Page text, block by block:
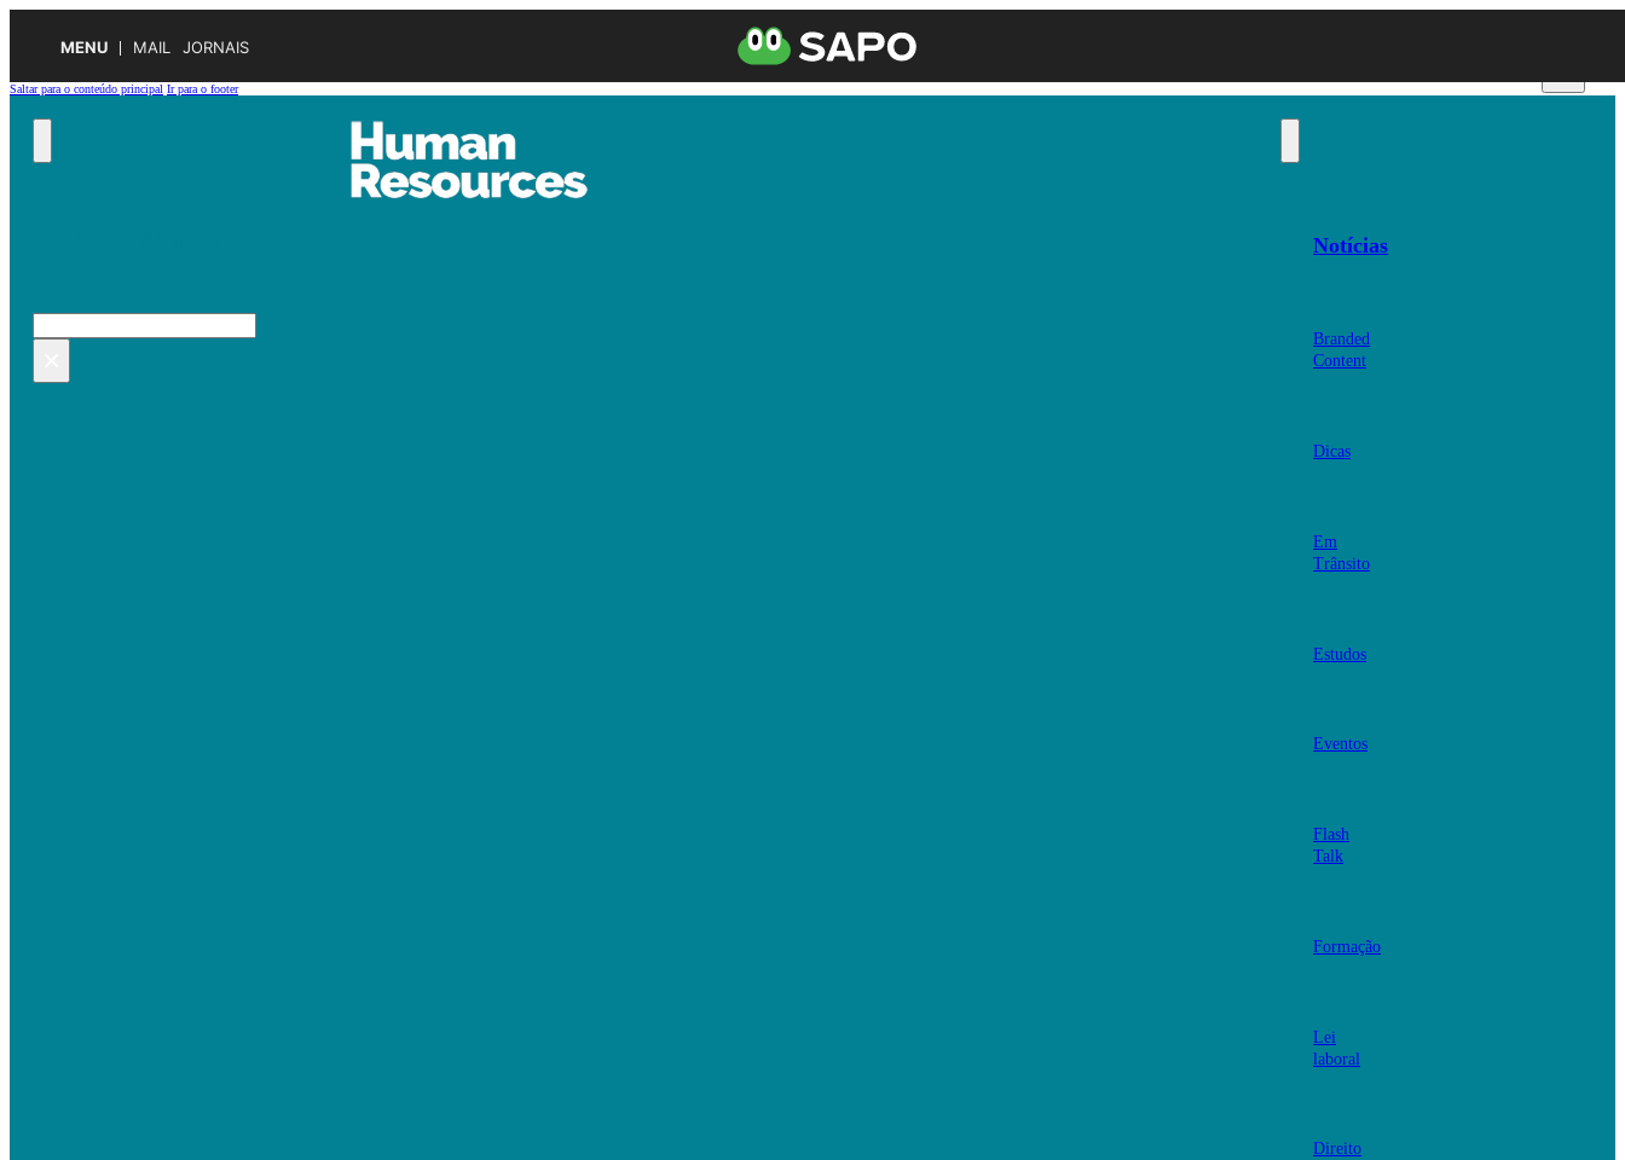
MENU MAIL JORNAIS
Saltar para o conteúdo principal Ir para o footer
Pesquisar
Notícias
Branded
Content
Dicas
Em
Trânsito
Estudos
Eventos
Flash
Talk
Formação
Lei
laboral
Direito